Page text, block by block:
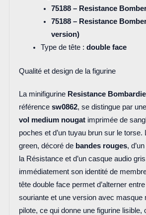
75188 – Resistance
75188 – Resistance
version)
Type de tête : double face
Qualité et design de la figurine
La minifigurine Resistance
référence sw0862, se distingue par une
vol medium nougatimprimée de
poches et d’un tuyau brun sur le torse.
green, décoré de bandes rouges,
la Résistance et d’un casque audio
immédiatement son identité de
tête double face permet d’alterner
souriante et une version avec masque
pilote, ce qui donne une figurine lisible,